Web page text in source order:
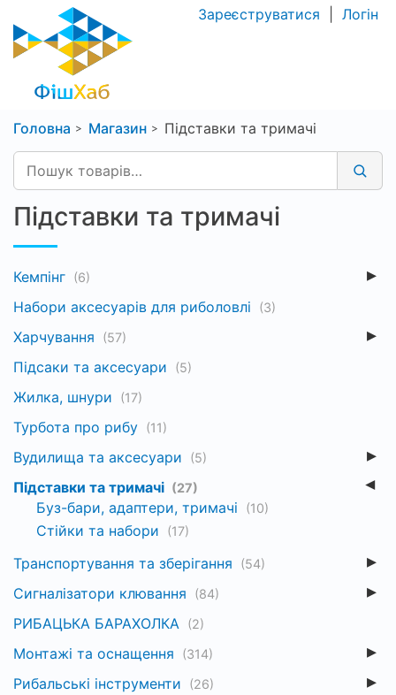
Зареєструватися Логін
Головна Магазин Підставки та тримачі
Підставки та тримачі
Кемпінг (6)
Набори аксесуарів для риболовлі (3)
Харчування (57)
Підсаки та аксесуари (5)
Жилка, шнури (17)
Турбота про рибу (11)
Вудилища та аксесуари (5)
Підставки та тримачі (27)
Буз-бари, адаптери, тримачі (10)
Стійки та набори (17)
Транспортування та зберігання (54)
Сигналізатори клювання (84)
РИБАЦЬКА БАРАХОЛКА (2)
Монтажі та оснащення (314)
Рибальські інструменти (26)